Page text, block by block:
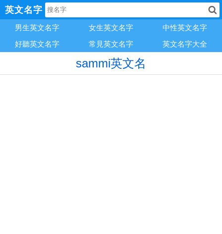
英文名字
男生英文名字 女生英文名字
中性英文名字
好聽英文名字
常見英文名字 英文名字大全
sammi英文名